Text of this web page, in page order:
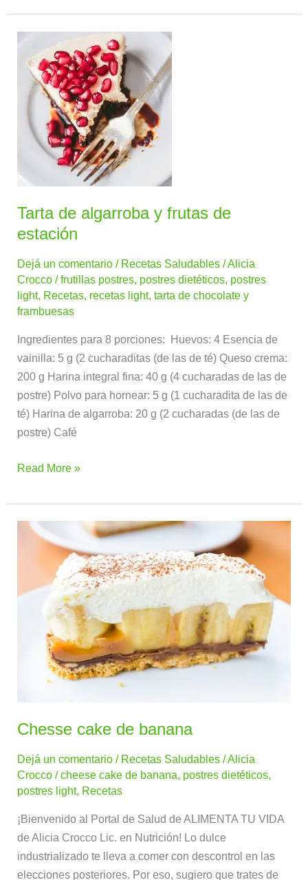
Tarta de algarroba y frutas de
estación
Dejá un comentario / Recetas Saludables /Alicia
Crocco/frutillas postres, postres dietéticos, postres
light, Recetas, recetas light,tarta de chocolate y
frambuesas
Ingredientes para 8 porciones: Huevos: 4 Esencia de
vainilla: 5 g (2 cucharaditas (de las de té) Queso crema:
200 g Harina integral fina: 40 g (4 cucharadas de las de
postre) Polvo para hornear: 5 g (1 cucharadita de las de
té) Harina de algarroba: 20 g (2 cucharadas (de las de
postre) Café
de
algarroba
estación
Read More »
Chesse cake de banana
Dejá un comentario / Recetas Saludables /Alicia
Crocco/cheese cake de banana, postres dietéticos,
postres light, Recetas
¡Bienvenido al Portal de Salud de ALIMENTA TU VIDA
de Alicia Crocco Lic. en Nutrición! Lo dulce
industrializado te lleva a comer con descontrol en las
elecciones posteriores. Por eso, sugiero que trates de
Chesse
banana